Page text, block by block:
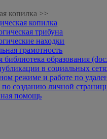
копилка >>
копилка
трибуна
находки
грамотность
библиотека образования
в социальных
режиме и работе по
созданию личной
помощь